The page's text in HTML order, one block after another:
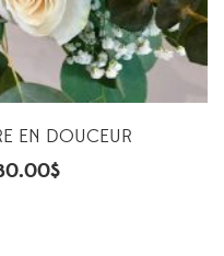
EN DOUCEUR
$